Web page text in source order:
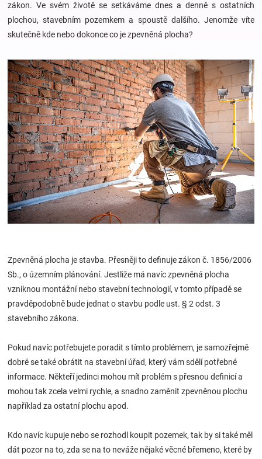
kojenecká
Hračky
a
zábava
pro
děti
oblečení
Blog
Hračkářství
zákon. Ve svém životě se setkáváme dnes a denně s ostatních
plochou, stavebním pozemkem a spoustě dalšího. Jenomže víte
skutečně kde nebo dokonce co je zpevněná plocha?
Zpevněná plocha je stavba. Přesněji to definuje zákon č. 1856/2006
Sb., o územním plánování. Jestliže má navíc zpevněná plocha
vzniknou montážní nebo stavební technologií, v tomto případě se
pravděpodobně bude jednat o stavbu podle ust. § 2 odst. 3
stavebního zákona.
Pokud navíc potřebujete poradit s tímto problémem, je samozřejmě
dobré se také obrátit na stavební úřad, který vám sdělí potřebné
informace. Někteří jedinci mohou mít problém s přesnou definicí a
mohou tak zcela velmi rychle, a snadno zaměnit zpevněnou plochu
například za ostatní plochu apod.
Kdo navíc kupuje nebo se rozhodl koupit pozemek, tak by si také měl
dát pozor na to, zda se na to neváže nějaké věcné břemeno, které by